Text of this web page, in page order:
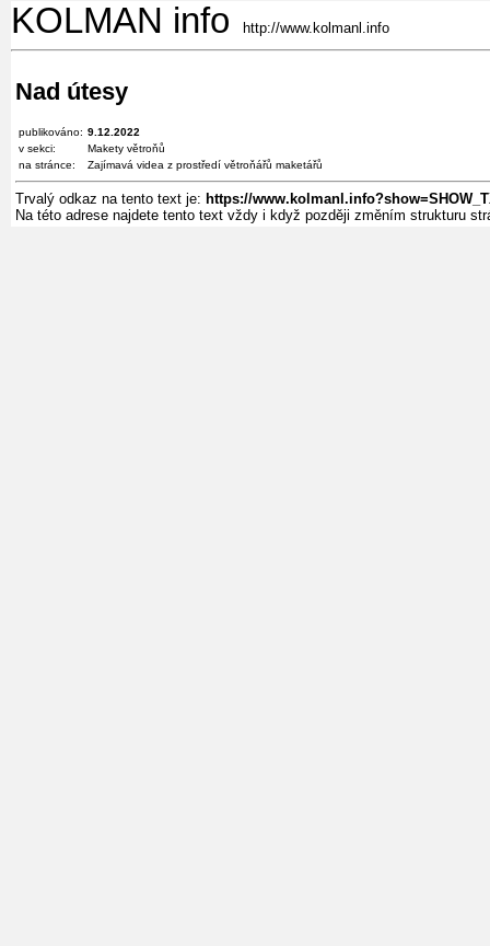
KOLMAN info http://www.kolmanl.info
Nad útesy
publikováno: 9.12.2022
v sekci:
Makety větroňů
na stránce:
Zajímavá videa z prostředí větroňářů maketářů
Trvalý odkaz na tento text je: https://
Na této adrese najdete tento text vždy i když později změním strukturu